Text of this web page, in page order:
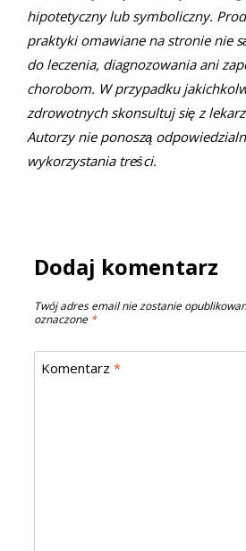
hipotetyczny lub symboliczny.
praktyki omawiane na stronie nie
do leczenia, diagnozowania ani
chorobom. W przypadku
zdrowotnych skonsultuj się z
Autorzy nie ponoszą
wykorzystania treści.
Dodaj komentarz
Twój adres email nie zostanie
oznaczone *
Komentarz *